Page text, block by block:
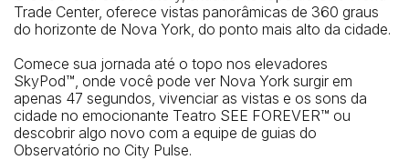
Entrance on West Street.
Trade Center, oferece vistas panorâmicas de 360 ​​graus
do horizonte de Nova York, do ponto mais alto da cidade.
Comece sua jornada até o topo nos elevadores
SkyPod™, onde você pode ver Nova York surgir em
apenas 47 segundos, vivenciar as vistas e os sons da
cidade no emocionante Teatro SEE FOREVER™ ou
descobrir algo novo com a equipe de guias do
Observatório no City Pulse.